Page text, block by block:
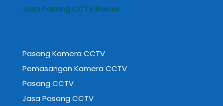
Jasa Pasang CCTV Bekasi
Pasang Kamera CCTV
Pemasangan Kamera CCTV
Pasang CCTV
Jasa Pasang CCTV